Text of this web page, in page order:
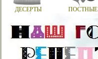
ДЕСЕРТЫ ПОСТНЫЕ